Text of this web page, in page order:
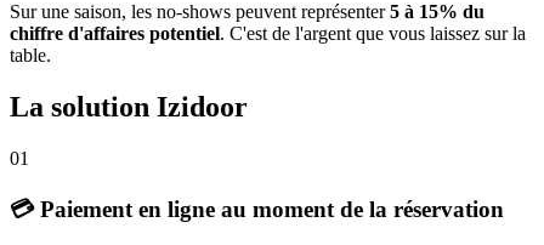
Sur une saison, les no-shows peuvent représenter5 à 15% du
chiffre d'affaires potentiel. C'est de l'argent que vous laissez sur la
table.
La solution Izidoor
01
💳 Paiement en ligne au moment de la réservation